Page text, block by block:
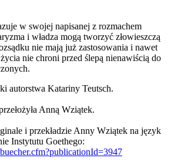
w swojej napisanej z rozmachem
i władza mogą tworzyć złowieszczą
nie mają już zastosowania i nawet
nie chroni przed ślepą nienawiścią do
autorstwa Katariny Teutsch.
Anną Wziątek.
i przekładzie Anny Wziątek na język
Instytutu Goethego: